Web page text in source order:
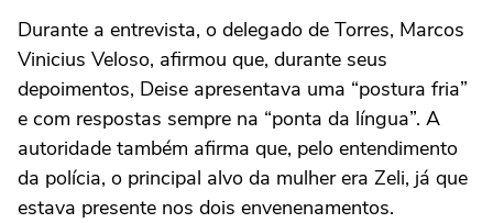
Durante a entrevista, o delegado de Torres, Marcos
Vinicius Veloso, afirmou que, durante seus
depoimentos, Deise apresentava uma “postura fria”
e com respostas sempre na “ponta da língua”. A
autoridade também afirma que, pelo entendimento
da polícia, o principal alvo da mulher era Zeli, já que
estava presente nos dois envenenamentos.